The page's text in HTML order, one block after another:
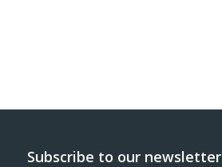
Subscribe to our newsletter